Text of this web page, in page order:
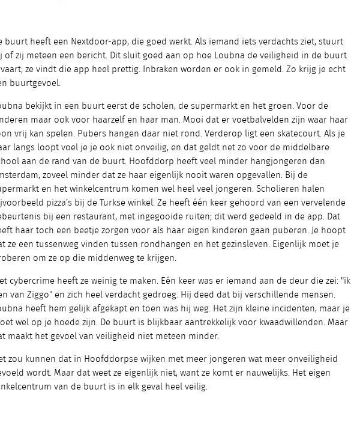
buurt heeft een Nextdoor-app, die goed werkt. Als iemand iets verdachts ziet, stuurt
of zij meteen een bericht. Dit sluit goed aan op hoe Loubna de veiligheid in de buurt
ze vindt die app heel prettig. Inbraken worden er ook in gemeld. Zo krijg je echt
buurtgevoel.
bekijkt in een buurt eerst de scholen, de supermarkt en het groen. Voor de
maar ook voor haarzelf en haar man. Mooi dat er voetbalvelden zijn waar haar
vrij kan spelen. Pubers hangen daar niet rond. Verderop ligt een skatecourt. Als je
langs loopt voel je je ook niet onveilig, en dat geldt net zo voor de middelbare
aan de rand van de buurt. Hoofddorp heeft veel minder hangjongeren dan
zoveel minder dat ze haar eigenlijk nooit waren opgevallen. Bij de
en het winkelcentrum komen wel heel veel jongeren. Scholieren halen
pizza’s bij de Turkse winkel. Ze heeft één keer gehoord van een vervelende
bij een restaurant, met ingegooide ruiten; dit werd gedeeld in de app. Dat
haar toch een beetje zorgen voor als haar eigen kinderen gaan puberen. Je hoopt
ze een tussenweg vinden tussen rondhangen en het gezinsleven. Eigenlijk moet je
om ze op die middenweg te krijgen.
cybercrime heeft ze weinig te maken. Eén keer was er iemand aan de deur die zei: "ik
van Ziggo" en zich heel verdacht gedroeg. Hij deed dat bij verschillende mensen.
heeft hem gelijk afgekapt en toen was hij weg. Het zijn kleine incidenten, maar je
wel op je hoede zijn. De buurt is blijkbaar aantrekkelijk voor kwaadwillenden. Maar
maakt het gevoel van veiligheid niet meteen minder.
zou kunnen dat in Hoofddorpse wijken met meer jongeren wat meer onveiligheid
wordt. Maar dat weet ze eigenlijk niet, want ze komt er nauwelijks. Het eigen
van de buurt is in elk geval heel veilig.